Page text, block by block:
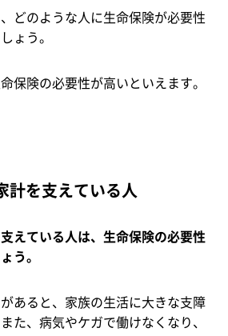
どのような人に生命保険が必要性
ょう。
保険の必要性が高いといえます。
計を支えている人
えている人は、生命保険の必要性
う。
あると、家族の生活に大きな支障
た、病気やケガで働けなくなり、